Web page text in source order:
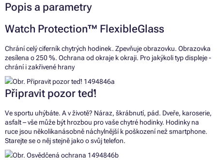
Popis a parametry
Watch Protection™ FlexibleGlass
Chrání celý ciferník chytrých hodinek. Zpevňuje obrazovku. Obrazovka
zesílena o 250 %. Ochrana od okraje k okraji. Pro jakýkoli typ displeje -
chrání i zakřivené hrany
Připravit pozor teď!
Ve sportu uhýbáte. A v životě? Náraz, škrábnutí, pád. Dveře, karoserie,
asfalt – vše může být hrozbou pro vaše chytré hodinky. Hodinky na
ruce jsou několikanásobně náchylnější k poškození než smartphone.
Starejte se o něj stejně jako o svůj telefon.